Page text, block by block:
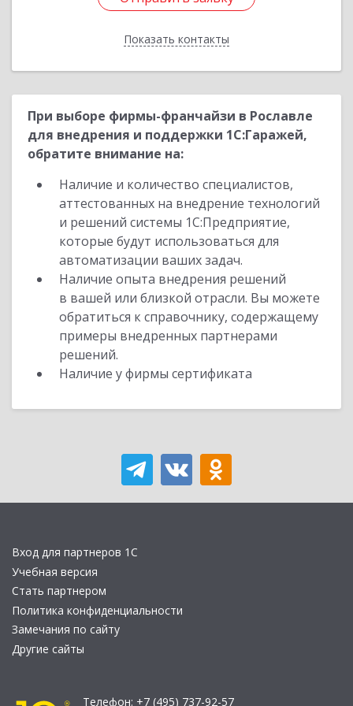
Показать контакты
Назад
При выборе фирмы-франчайзи в Рославле
для внедрения и поддержки 1С:Гаражей,
обратите внимание на:
Наличие и количество специалистов,
аттестованных на внедрение технологий
и решений системы 1С:Предприятие,
которые будут использоваться для
автоматизации ваших задач.
Наличие опыта внедрения решений
в вашей или близкой отрасли. Вы можете
обратиться к справочнику, содержащему
примеры внедренных партнерами
решений.
Наличие у фирмы сертификата
Вход для партнеров 1С
Учебная версия
Стать партнером
Политика конфиденциальности
Замечания по сайту
Другие сайты
Телефон: +7 (495) 737-92-57